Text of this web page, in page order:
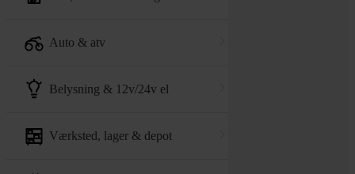
auto & atv
belysning & 12v/24v el
værksted, lager & depot